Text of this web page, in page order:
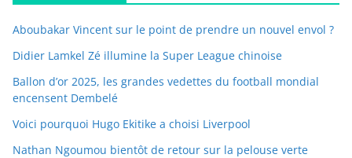
Aboubakar Vincent sur le point de prendre un nouvel envol ?
Didier Lamkel Zé illumine la Super League chinoise
Ballon d’or 2025, les grandes vedettes du football mondial
encensent Dembelé
Voici pourquoi Hugo Ekitike a choisi Liverpool
Nathan Ngoumou bientôt de retour sur la pelouse verte